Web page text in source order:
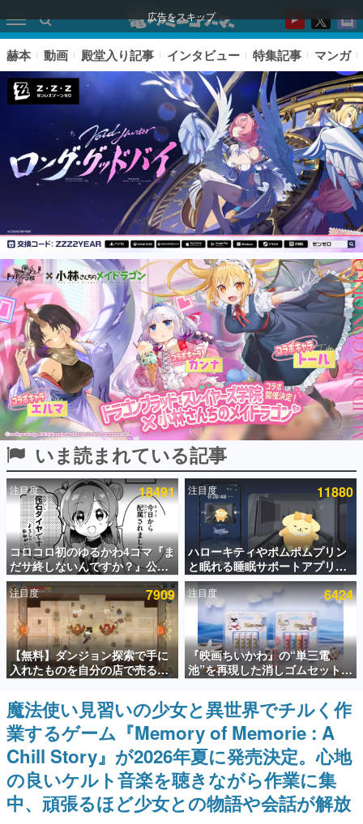
広告をスキップ
ピックアップ
電ファミのいま読まれている記事ランキング
アプリセール情報
インタビュー
連載・特集一覧
殿堂入り記事
SNS拡散数が数千以上！ ページビュー数万以上！ などな
ど。多くの人々に読まれた、電ファミ渾身の“殿堂入り”記
事をまとめました。
ゲームの企画書
名作ゲームクリエイターの方々に製作時のエピソードをお
聞きし、ヒットする企画（ゲーム）とは何か？を探ってい
きます。
赫本
この物語を解いてはいけない。『赫本』は、〈試験問題〉
の形をした短編ホラー小説集です。
新世代に訊く
これからのデジタルゲーム市場を担う若きクリエイター達
の姿を追い、彼らのルーツと情熱を探っていきます。
ゲーム世代の作家たち
ゲームに多大な影響を受けた作家さんに取材し、ゲームが
日本のコンテンツ産業やカルチャーに与えた影響を探る企
画です。
日本モバイルゲーム産業史
日本のモバイルゲーム史における主要なトピック・タイト
ルを網羅するほか、開発者へのインタビューや識者による
解説を掲載。約20年の歴史が一望できる決定版！
赫本 動画 殿堂入り記事 インタビュー 特集記事 マンガ
いま読まれている記事
注目度 18491
コロコロ初のゆるかわ4コマ『ま
だサ終しないんですか？』公開
スタート。主人公は新入社員の
侘石ダイヤ、ゲーム会社を舞台
にトラブルへ対応する社員たち
を描く
注目度 11880
ハローキティやポムポムプリン
と眠れる睡眠サポートアプリ
『ゆめたび』が配信中。キャラ
ごとのASMRや目覚ましアラー
ムも搭載
注目度 7909
【無料】ダンジョン探索で手に
入れたものを自分の店で売るゲ
ーム『Moonlighter』がSteam
にて無料配布中！続編
『Moonlighter 2』の9月2日正
式リリースを記念したキャンペ
ーン
注目度 6424
『映画ちいかわ』の“単三電
池”を再現した消しゴムセットが
8月7日より発売決定。公式は
「在ったものを 消しながら いつ
かなくなる 永遠のいのち」と紹
介
魔法使い見習いの少女と異世界でチルく作
業するゲーム『Memory of Memorie : A
Chill Story』が2026年夏に発売決定。心地
の良いケルト音楽を聴きながら作業に集
中、頑張るほど少女との物語や会話が解放